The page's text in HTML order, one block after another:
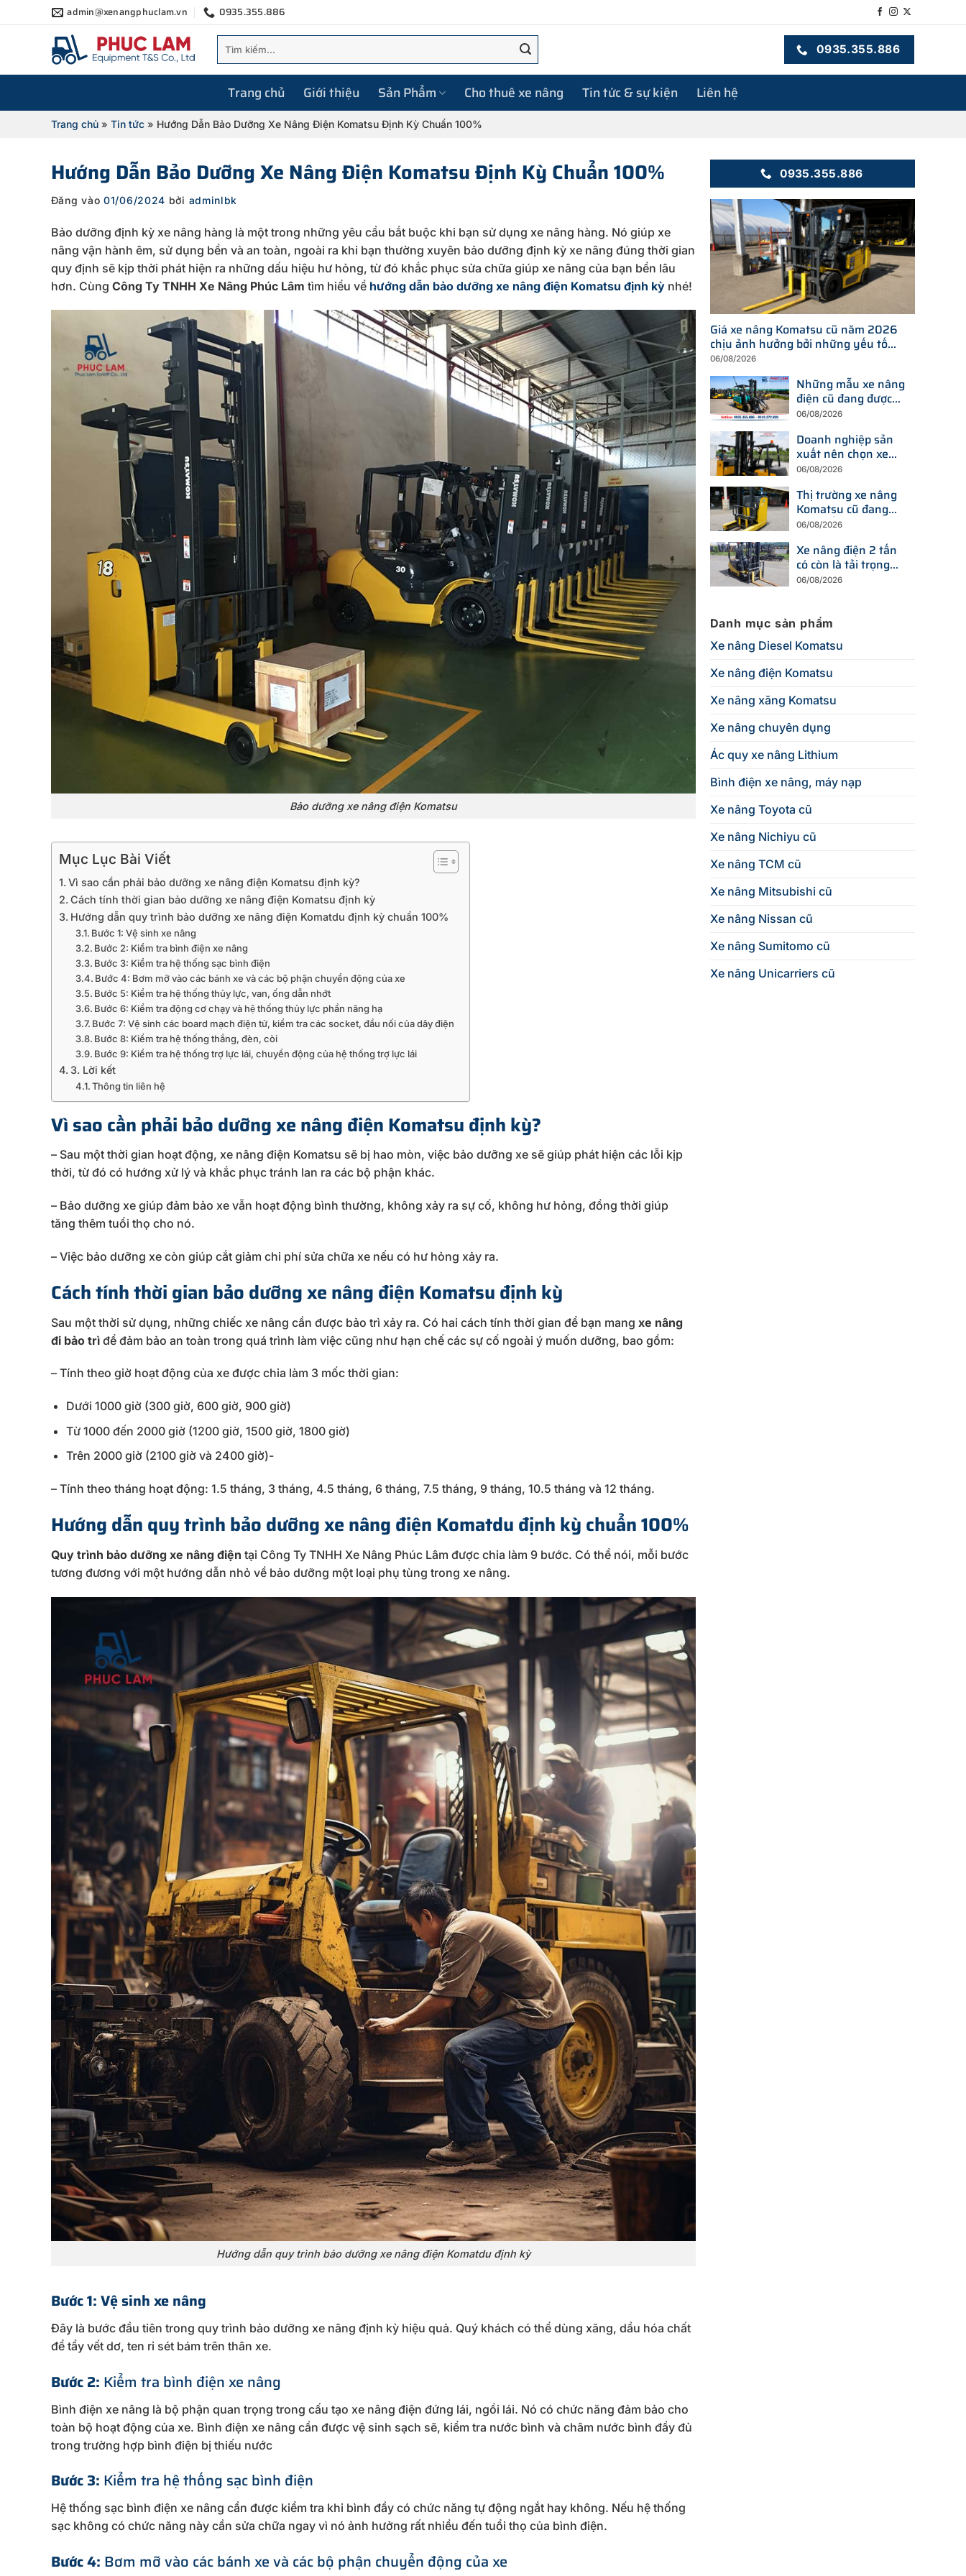
qua
admin@xenangphuclam.vn 0935.355.886
kiếm:
0935.355.886
Trang chủ Giới thiệu Sản Phẩm Cho thuê xe nâng Tin tức & sự kiện Liên hệ
Trang chủ» Tin tức» Hướng Dẫn Bảo Dưỡng Xe Nâng Điện Komatsu Định Kỳ Chuẩn 100%
Hướng Dẫn Bảo Dưỡng Xe Nâng Điện Komatsu Định Kỳ Chuẩn 100%
Đăng vào01/06/2024 bởi adminlbk
Bảo dưỡng định kỳ xe nâng hàng là một trong những yêu cầu bắt buộc khi bạn sử dụng xe nâng hàng. Nó giúp xe
nâng vận hành êm, sử dụng bền và an toàn, ngoài ra khi bạn thường xuyên bảo dưỡng định kỳ xe nâng đúng thời gian
quy định sẽ kịp thời phát hiện ra những dấu hiệu hư hỏng, từ đó khắc phục sửa chữa giúp xe nâng của bạn bền lâu
hơn. Cùng Công Ty TNHH Xe Nâng Phúc Lâm tìm hiểu vềhướng dẫn bảo dưỡng xe nâng điện Komatsu định kỳ nhé!
Bảo dưỡng xe nâng điện Komatsu
Mục Lục Bài Viết
Vì sao cần phải bảo dưỡng xe nâng điện Komatsu định kỳ?
Cách tính thời gian bảo dưỡng xe nâng điện Komatsu định kỳ
Hướng dẫn quy trình bảo dưỡng xe nâng điện Komatdu định kỳ chuẩn 100%
Bước 1: Vệ sinh xe nâng
Bước 2: Kiểm tra bình điện xe nâng
Bước 3: Kiểm tra hệ thống sạc bình điện
Bước 4: Bơm mỡ vào các bánh xe và các bộ phận chuyển động của xe
Bước 5: Kiểm tra hệ thống thủy lực, van, ống dẫn nhớt
Bước 6: Kiểm tra động cơ chạy và hệ thống thủy lực phần nâng hạ
Bước 7: Vệ sinh các board mạch điện tử, kiểm tra các socket, đầu nối của dây điện
Bước 8: Kiểm tra hệ thống thắng, đèn, còi
Bước 9: Kiểm tra hệ thống trợ lực lái, chuyển động của hệ thống trợ lực lái
3. Lời kết
Thông tin liên hệ
Vì sao cần phải bảo dưỡng xe nâng điện Komatsu định kỳ?
– Sau một thời gian hoạt động, xe nâng điện Komatsu sẽ bị hao mòn, việc bảo dưỡng xe sẽ giúp phát hiện các lỗi kịp
thời, từ đó có hướng xử lý và khắc phục tránh lan ra các bộ phận khác.
– Bảo dưỡng xe giúp đảm bảo xe vẫn hoạt động bình thường, không xảy ra sự cố, không hư hỏng, đồng thời giúp
tăng thêm tuổi thọ cho nó.
– Việc bảo dưỡng xe còn giúp cắt giảm chi phí sửa chữa xe nếu có hư hỏng xảy ra.
Cách tính thời gian bảo dưỡng xe nâng điện Komatsu định kỳ
Sau một thời sử dụng, những chiếc xe nâng cần được bảo trì xảy ra. Có hai cách tính thời gian để bạn mang xe nâng
đi bảo trìđể đảm bảo an toàn trong quá trình làm việc cũng như hạn chế các sự cố ngoài ý muốn dưỡng, bao gồm:
– Tính theo giờ hoạt động của xe được chia làm 3 mốc thời gian:
Dưới 1000 giờ (300 giờ, 600 giờ, 900 giờ)
Từ 1000 đến 2000 giờ (1200 giờ, 1500 giờ, 1800 giờ)
Trên 2000 giờ (2100 giờ và 2400 giờ)-
– Tính theo tháng hoạt động: 1.5 tháng, 3 tháng, 4.5 tháng, 6 tháng, 7.5 tháng, 9 tháng, 10.5 tháng và 12 tháng.
Hướng dẫn quy trình bảo dưỡng xe nâng điện Komatdu định kỳ chuẩn 100%
Quy trình bảo dưỡng xe nâng điện tại Công Ty TNHH Xe Nâng Phúc Lâm được chia làm 9 bước. Có thể nói, mỗi bước
tương đương với một hướng dẫn nhỏ về bảo dưỡng một loại phụ tùng trong xe nâng.
Hướng dẫn quy trình bảo dưỡng xe nâng điện Komatdu định kỳ
Bước 1: Vệ sinh xe nâng
Đây là bước đầu tiên trong quy trình bảo dưỡng xe nâng định kỳ hiệu quả. Quý khách có thể dùng xăng, dầu hóa chất
để tẩy vết dơ, ten rỉ sét bám trên thân xe.
Bước 2: Kiểm tra bình điện xe nâng
Bình điện xe nâng là bộ phận quan trọng trong cấu tạo xe nâng điện đứng lái, ngồi lái. Nó có chức năng đảm bảo cho
toàn bộ hoạt động của xe. Bình điện xe nâng cần được vệ sinh sạch sẽ, kiểm tra nước bình và châm nước bình đầy đủ
trong trường hợp bình điện bị thiếu nước
Bước 3: Kiểm tra hệ thống sạc bình điện
Hệ thống sạc bình điện xe nâng cần được kiểm tra khi bình đầy có chức năng tự động ngắt hay không. Nếu hệ thống
sạc không có chức năng này cần sửa chữa ngay vì nó ảnh hưởng rất nhiều đến tuổi thọ của bình điện.
Bước 4: Bơm mỡ vào các bánh xe và các bộ phận chuyển động của xe
0935.355.886
Giá xe nâng Komatsu cũ năm 2026
chịu ảnh hưởng bởi những yếu tố
nào?
06/08/2026
Những mẫu xe nâng
điện cũ đang được
tìm kiếm nhiều nhất
nay
06/08/2026
Doanh nghiệp sản
xuất nên chọn xe
nâng điện hay xe
chi phí?
06/08/2026
Thị trường xe nâng
Komatsu cũ đang
thay đổi ra sao trước
thiết bị mới?
06/08/2026
Xe nâng điện 2 tấn
có còn là tải trọng
được doanh nghiệp
06/08/2026
Danh mục sản phẩm
Xe nâng Diesel Komatsu
Xe nâng điện Komatsu
Xe nâng xăng Komatsu
Xe nâng chuyên dụng
Ác quy xe nâng Lithium
Bình điện xe nâng, máy nạp
Xe nâng Toyota cũ
Xe nâng Nichiyu cũ
Xe nâng TCM cũ
Xe nâng Mitsubishi cũ
Xe nâng Nissan cũ
Xe nâng Sumitomo cũ
Xe nâng Unicarriers cũ